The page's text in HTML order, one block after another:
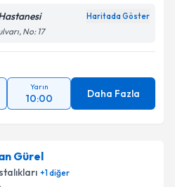
Haritada Göster
No: 17
Yarın
10:00 Daha Fazla
Gürel
+1diğer